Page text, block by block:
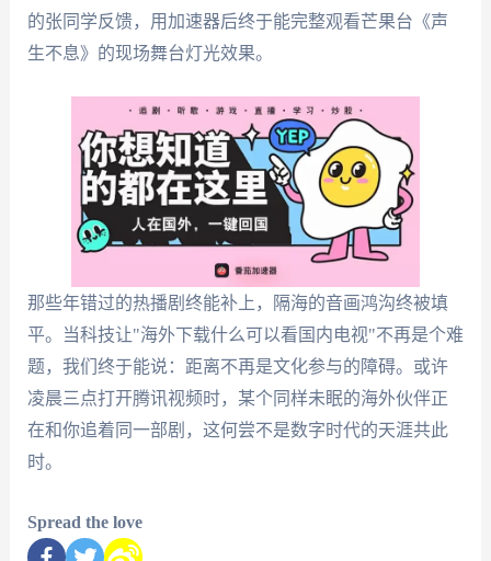
的张同学反馈，用加速器后终于能完整观看芒果台《声
生不息》的现场舞台灯光效果。
那些年错过的热播剧终能补上，隔海的音画鸿沟终被填
平。当科技让"海外下载什么可以看国内电视"不再是个难
题，我们终于能说：距离不再是文化参与的障碍。或许
凌晨三点打开腾讯视频时，某个同样未眠的海外伙伴正
在和你追着同一部剧，这何尝不是数字时代的天涯共此
时。
Spread the love